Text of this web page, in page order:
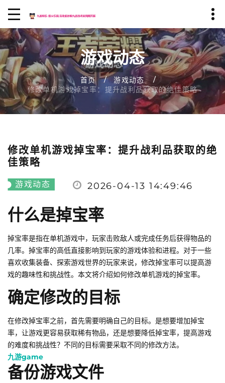
游戏动态
首页
游戏动态
修改单机游戏掉宝率：提升战利品获取的绝佳策略
修改单机游戏掉宝率：提升战利品获取的绝
佳策略
游戏动态 2026-04-13 14:49:46
什么是掉宝率
掉宝率是指在单机游戏中，玩家击败敌人或完成任务后获得物品的
几率。掉宝率的高低直接影响到玩家的游戏体验和进程。对于一些
喜欢收集装备、探索游戏世界的玩家来说，修改掉宝率可以提高游
戏的趣味性和挑战性。本文将介绍如何修改单机游戏的掉宝率。
确定修改的目标
在修改掉宝率之前，首先需要明确自己的目标。是想要增加掉宝
率，让游戏更容易获取稀有物品，还是想要降低掉宝率，提高游戏
的难度和挑战性？不同的目标需要采取不同的修改方法。
九游game
备份游戏文件